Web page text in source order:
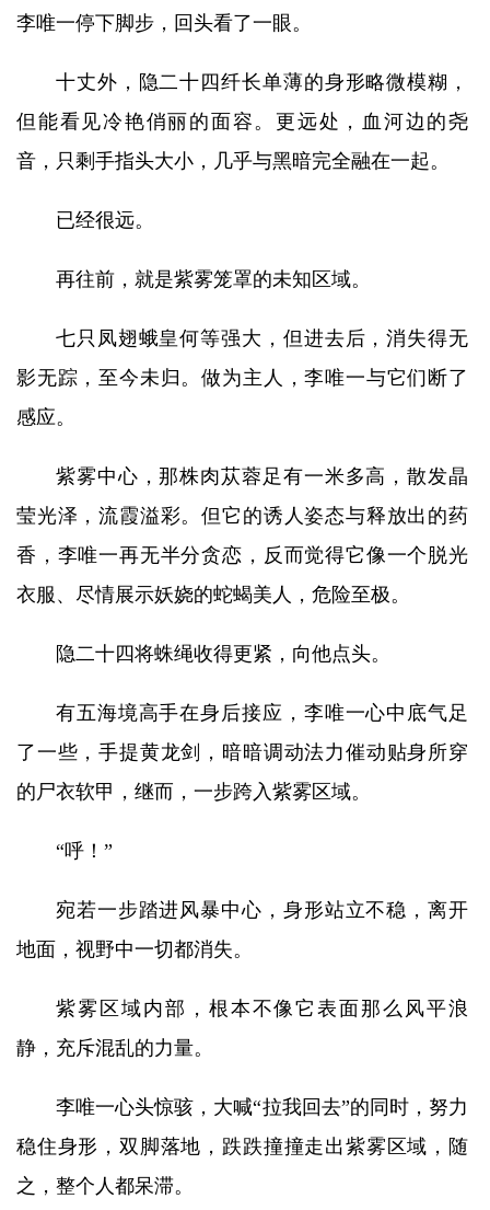
李唯一停下脚步，回头看了一眼。
十丈外，隐二十四纤长单薄的身形略微模糊，
但能看见冷艳俏丽的面容。更远处，血河边的尧
音，只剩手指头大小，几乎与黑暗完全融在一起。
已经很远。
再往前，就是紫雾笼罩的未知区域。
七只凤翅蛾皇何等强大，但进去后，消失得无
影无踪，至今未归。做为主人，李唯一与它们断了
感应。
紫雾中心，那株肉苁蓉足有一米多高，散发晶
莹光泽，流霞溢彩。但它的诱人姿态与释放出的药
香，李唯一再无半分贪恋，反而觉得它像一个脱光
衣服、尽情展示妖娆的蛇蝎美人，危险至极。
隐二十四将蛛绳收得更紧，向他点头。
有五海境高手在身后接应，李唯一心中底气足
了一些，手提黄龙剑，暗暗调动法力催动贴身所穿
的尸衣软甲，继而，一步跨入紫雾区域。
“呼！”
宛若一步踏进风暴中心，身形站立不稳，离开
地面，视野中一切都消失。
紫雾区域内部，根本不像它表面那么风平浪
静，充斥混乱的力量。
李唯一心头惊骇，大喊“拉我回去”的同时，努力
稳住身形，双脚落地，跌跌撞撞走出紫雾区域，随
之，整个人都呆滞。